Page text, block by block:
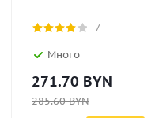
7
Много
271.70 BYN
285.60BYN